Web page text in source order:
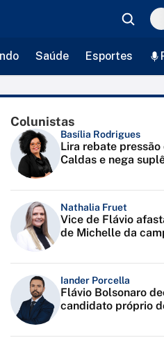
Saúde Esportes
Colunistas
Basília Rodrigues
Lira rebate pressão
Caldas e nega
Nathalia Fruet
Vice de Flávio
de Michelle da
Iander Porcella
Flávio Bolsonaro
candidato próprio